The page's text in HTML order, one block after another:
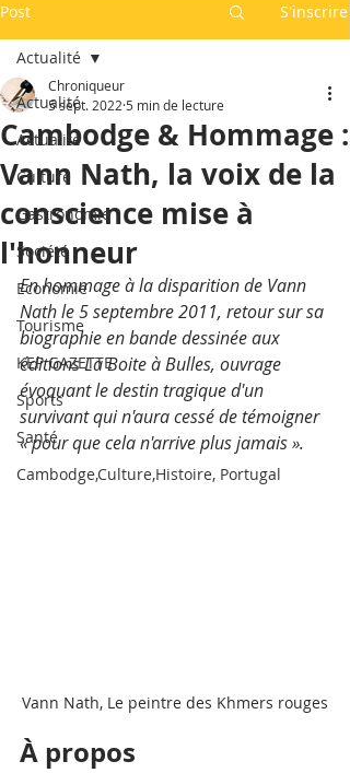
Post S'inscrire
Actualité
Actualité
Culture
Gastronomie
Société
Economie
Tourisme
KEP GAZETTE
Sports
Santé
Cambodge,Culture,Histoire, Portugal
Actualité
Cambodge & Hommage :
Vann Nath, la voix de la
conscience mise à
l'honneur
Chroniqueur
5 sept. 2022 5 min de lecture
En hommage à la disparition de Vann
Nath le 5 septembre 2011, retour sur sa
biographie en bande dessinée aux
éditions La Boite à Bulles, ouvrage
évoquant le destin tragique d'un
survivant qui n'aura cessé de témoigner
« pour que cela n'arrive plus jamais ».
Vann Nath, Le peintre des Khmers rouges
À propos